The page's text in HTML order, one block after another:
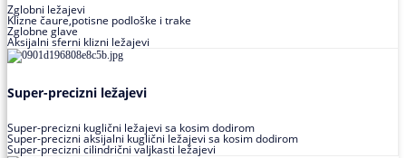
Zglobni ležajevi
Klizne čaure,potisne podloške i trake
Zglobne glave
Aksijalni sferni klizni ležajevi
Super-precizni ležajevi
Super-precizni kuglični ležajevi sa kosim dodirom
Super-precizni aksijalni kuglični ležajevi sa kosim dodirom
Super-precizni cilindrični valjkasti ležajevi